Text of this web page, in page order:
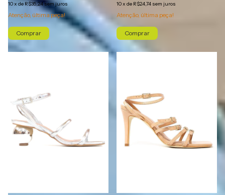
10x de R$35,24sem juros
Atenção, última peça!
Comprar
10x de R$24,74 sem juros
Atenção, última peça!
Comprar